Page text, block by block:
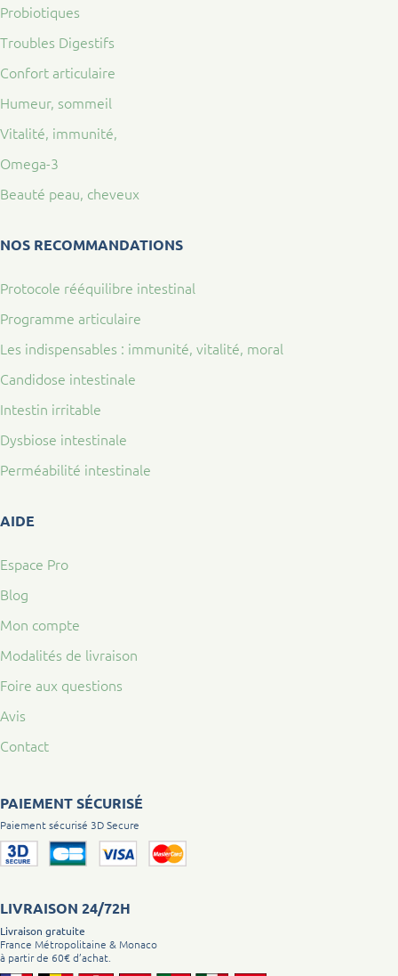
Probiotiques
Troubles Digestifs
Confort articulaire
Humeur, sommeil
Vitalité, immunité,
Omega-3
Beauté peau, cheveux
NOS RECOMMANDATIONS
Protocole rééquilibre intestinal
Programme articulaire
Les indispensables : immunité, vitalité, moral
Candidose intestinale
Intestin irritable
Dysbiose intestinale
Perméabilité intestinale
AIDE
Espace Pro
Blog
Mon compte
Modalités de livraison
Foire aux questions
Avis
Contact
PAIEMENT SÉCURISÉ
Paiement sécurisé 3D Secure
LIVRAISON 24/72H
Livraison gratuite
France Métropolitaine & Monaco
à partir de 60€ d’achat.